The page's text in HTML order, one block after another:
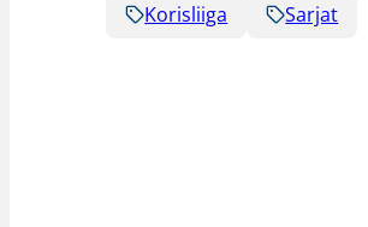
Korisliiga Sarjat